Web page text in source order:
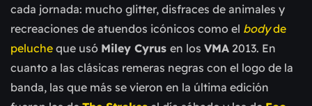
cada jornada: mucho glitter, disfraces de animales y
recreaciones de atuendos icónicos como el bodyde
peluche que usó Miley Cyrus en los VMA 2013. En
cuanto a las clásicas remeras negras con el logo de la
banda, las que más se vieron en la última edición